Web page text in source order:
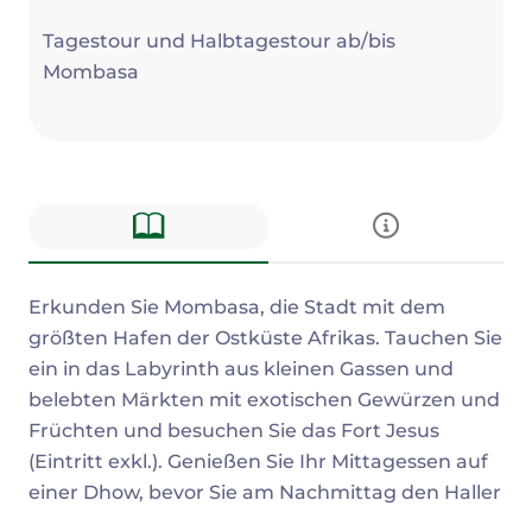
Tagestour und Halbtagestour ab/bis
Mombasa
Beschreibung
Erkunden Sie Mombasa, die Stadt mit dem
größten Hafen der Ostküste Afrikas. Tauchen Sie
ein in das Labyrinth aus kleinen Gassen und
belebten Märkten mit exotischen Gewürzen und
Früchten und besuchen Sie das Fort Jesus
(Eintritt exkl.). Genießen Sie Ihr Mittagessen auf
einer Dhow, bevor Sie am Nachmittag den Haller